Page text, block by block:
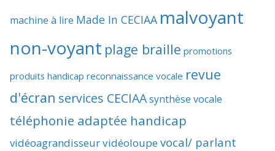
machine à lire Made In CECIAA malvoyant
non-voyant plage braille promotions
produits handicap reconnaissance vocale revue
d'écran services CECIAAsynthèse vocale
téléphonie adaptée handicap
vidéoagrandisseurvidéoloupevocal/ parlant